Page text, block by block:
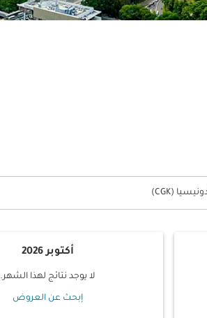
أكتوبر 2026
لا يوجد نتائج لهذا الشهر.
إبحث عن العروض